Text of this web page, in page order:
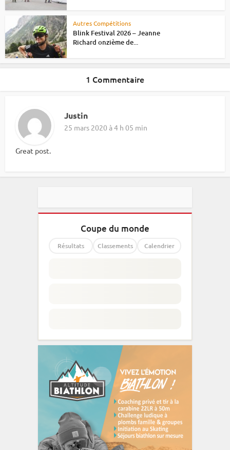
Autres Compétitions
Blink Festival 2026 – Jeanne
Richard onzième de...
1 Commentaire
Justin
25 mars 2020 à 4 h 05 min
Great post.
Coupe du monde
Résultats Classements Calendrier